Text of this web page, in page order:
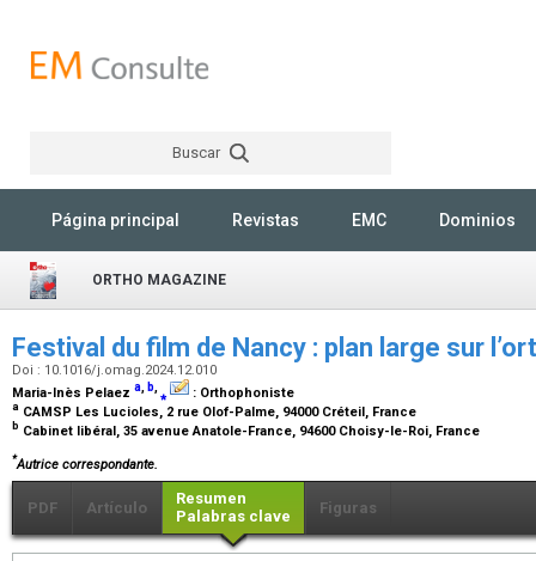
Buscar
Página principal Revistas EMC Dominios
ORTHO MAGAZINE
Festival du film de Nancy : plan large sur
Doi : 10.1016/j.omag.2024.12.010
Maria-Inès Pelaez a, b,⁎ : Orthophoniste
a CAMSP Les Lucioles, 2 rue Olof-Palme, 94000 Créteil, France
b Cabinet libéral, 35 avenue Anatole-France, 94600 Choisy-le-Roi, France
*Autrice correspondante.
PDF Artículo
Resumen
Palabras clave
Figuras